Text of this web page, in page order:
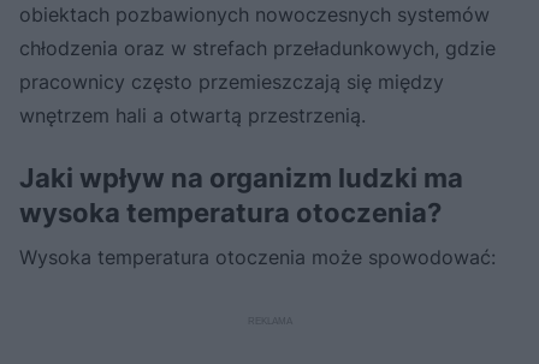
obiektach pozbawionych nowoczesnych systemów
chłodzenia oraz w strefach przeładunkowych, gdzie
pracownicy często przemieszczają się między
wnętrzem hali a otwartą przestrzenią.
Jaki wpływ na organizm ludzki ma
wysoka temperatura otoczenia?
Wysoka temperatura otoczenia może spowodować: